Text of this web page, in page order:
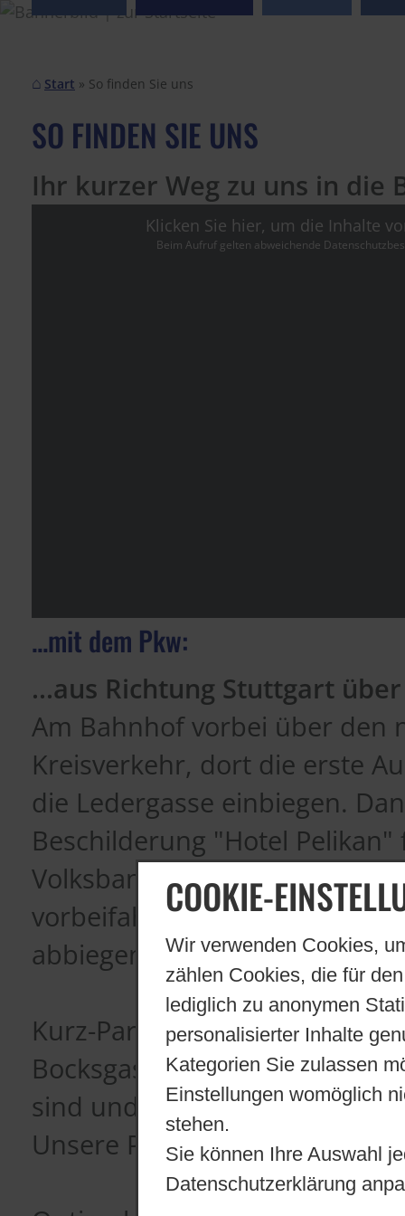
COOKIE-
Wir verwenden Cookies,
zählen Cookies, die für
lediglich zu anonymen
personalisierter Inhalte
Kategorien Sie zulassen
Einstellungen womöglich
stehen.
Sie können Ihre Auswahl
Datenschutzerklärung
Start So finden Sie uns
SO FINDEN SIE UNS
Ihr kurzer Weg zu uns in die
Klicken Sie hier, um die Inhalte
Beim Aufruf gelten abweichende
...mit dem Pkw:
...aus Richtung Stuttgart
Am Bahnhof vorbei über den
Kreisverkehr, dort die erste
die Ledergasse einbiegen.
Beschilderung "Hotel
Volksbank rechts abbiegen in
vorbeifahren und bei der 1.
abbiegen. Dann geradeaus
Kurz-Parkplätze finden Sie
Bocksgasse 2, welche extra
sind und wenige Schritte
Unsere Praxis finden Sie im